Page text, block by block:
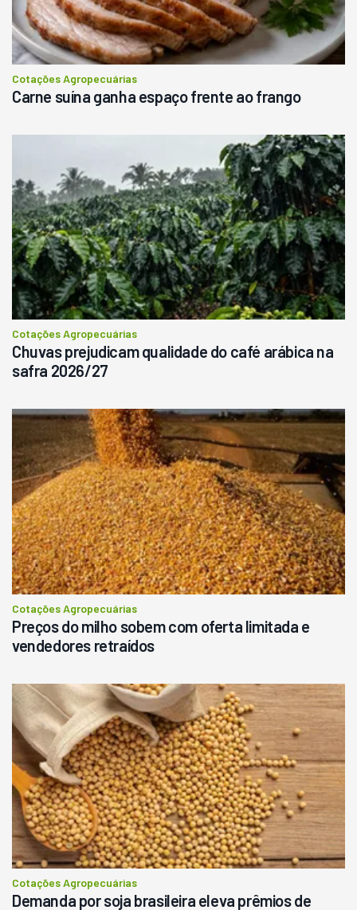
Cotações Agropecuárias
Carne suína ganha espaço frente ao frango
Cotações Agropecuárias
Chuvas prejudicam qualidade do café arábica na
safra 2026/27
Cotações Agropecuárias
Preços do milho sobem com oferta limitada e
vendedores retraídos
Cotações Agropecuárias
Demanda por soja brasileira eleva prêmios de